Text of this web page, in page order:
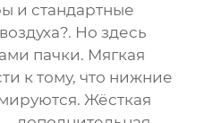
и стандартные
Но здесь
пачки. Мягкая
к тому, что нижние
Жёсткая